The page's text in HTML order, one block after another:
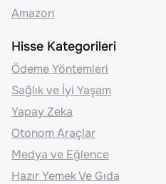
Amazon
Hisse Kategorileri
Ödeme Yöntemleri
Sağlık ve İyi Yaşam
Yapay Zeka
Otonom Araçlar
Medya ve Eğlence
Hazır Yemek Ve Gıda